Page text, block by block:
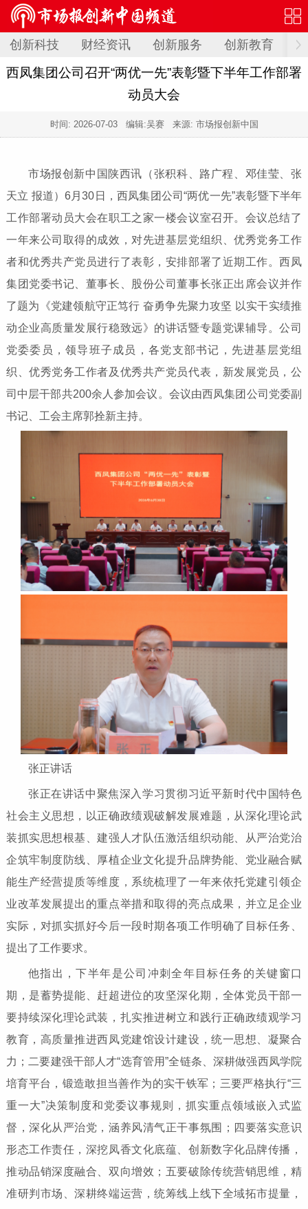
创新科技 财经资讯 创新服务 创新教育
西凤集团公司召开“两优一先”表彰暨下半年工作部署
动员大会
时间: 2026-07-03编辑:吴赛 来源: 市场报创新中国
市场报创新中国陕西讯（张积科、 路广程、邓佳莹、张
天立 报道）6月30日，西凤集团公司“两优一先”表彰暨下半年
工作部署动员大会在职工之家一楼会议室召开。会议总结了
一年来公司取得的成效，对先进基层党组织、优秀党务工作
者和优秀共产党员进行了表彰，安排部署了近期工作。西凤
集团党委书记、董事长、股份公司董事长张正出席会议并作
了题为《党建领航守正笃行 奋勇争先聚力攻坚 以实干实绩推
动企业高质量发展行稳致远》的讲话暨专题党课辅导。公司
党委委员，领导班子成员，各党支部书记，先进基层党组
织、优秀党务工作者及优秀共产党员代表，新发展党员，公
司中层干部共200余人参加会议。会议由西凤集团公司党委副
书记、工会主席郭拴新主持。
张正讲话
张正在讲话中聚焦深入学习贯彻习近平新时代中国特色
社会主义思想，以正确政绩观破解发展难题，从深化理论武
装抓实思想根基、建强人才队伍激活组织动能、从严治党治
企筑牢制度防线、厚植企业文化提升品牌势能、党业融合赋
能生产经营提质等维度，系统梳理了一年来依托党建引领企
业改革发展提出的重点举措和取得的亮点成果，并立足企业
实际，对抓实抓好今后一段时期各项工作明确了目标任务、
提出了工作要求。
他指出，下半年是公司冲刺全年目标任务的关键窗口
期，是蓄势提能、赶超进位的攻坚深化期，全体党员干部一
要持续深化理论武装，扎实推进树立和践行正确政绩观学习
教育，高质量推进西凤党建馆设计建设，统一思想、凝聚合
力；二要建强干部人才“选育管用”全链条、深耕做强西凤学院
培育平台，锻造敢担当善作为的实干铁军；三要严格执行“三
重一大”决策制度和党委议事规则，抓实重点领域嵌入式监
督，深化从严治党，涵养风清气正干事氛围；四要落实意识
形态工作责任，深挖凤香文化底蕴、创新数字化品牌传播，
推动品销深度融合、双向增效；五要破除传统营销思维，精
准研判市场、深耕终端运营，统筹线上线下全域拓市提量，